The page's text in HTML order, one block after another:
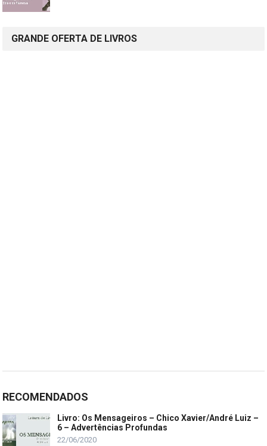
GRANDE OFERTA DE LIVROS
RECOMENDADOS
Livro: Os Mensageiros – Chico Xavier/André Luiz –
6 – Advertências Profundas
22/06/2020